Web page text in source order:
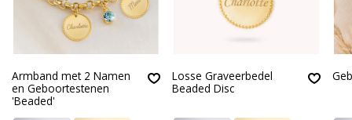
Armband met 2 Namen
en Geboortestenen
'Beaded'
Losse Graveerbedel
Beaded Disc